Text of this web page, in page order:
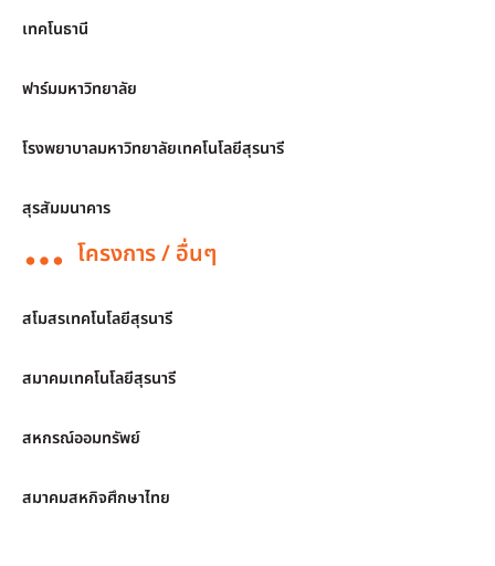
เทคโนธานี
ฟาร์มมหาวิทยาลัย
โรงพยาบาลมหาวิทยาลัยเทคโนโลยีสุรนารี
สุรสัมมนาคาร
โครงการ / อื่นๆ
สโมสรเทคโนโลยีสุรนารี
สมาคมเทคโนโลยีสุรนารี
สหกรณ์ออมทรัพย์
สมาคมสหกิจศึกษาไทย